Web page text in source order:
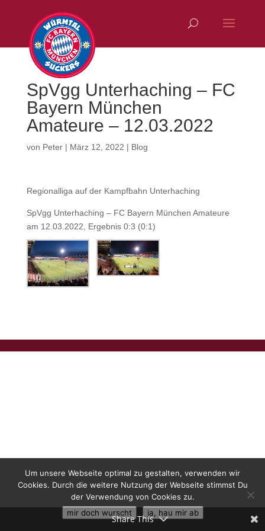
SpVgg Unterhaching – FC
Bayern München
Amateure – 12.03.2022
von Peter| März 12, 2022 | Blog
Regionalliga auf der Kampfbahn Unterhaching
SpVgg Unterhaching – FC Bayern München Amateure
am 12.03.2022, Ergebnis 0:3 (0:1)
Share This
Um unsere Webseite optimal zu gestalten, verwenden wir
Cookies. Durch die weitere Nutzung der Webseite stimmst Du
der Verwendung von Cookies zu.
mir doch wurscht
ja, hau mir ab